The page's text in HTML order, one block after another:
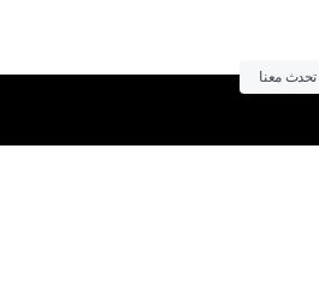
تحدث معنا